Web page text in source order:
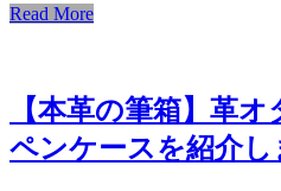
Read More
【本革の筆箱】革
ペンケースを紹介し